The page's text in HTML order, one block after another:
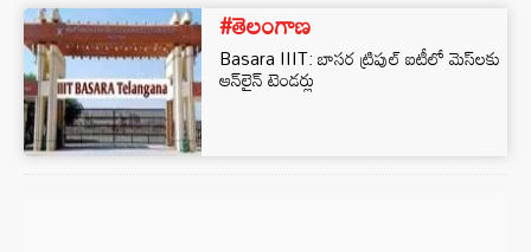
#తెలంగాణ
Basara IIIT: బాసర ట్రిపుల్ ఐటీలో మెస్⁬లకు
ఆన్⁬లైన్ టెండర్లు